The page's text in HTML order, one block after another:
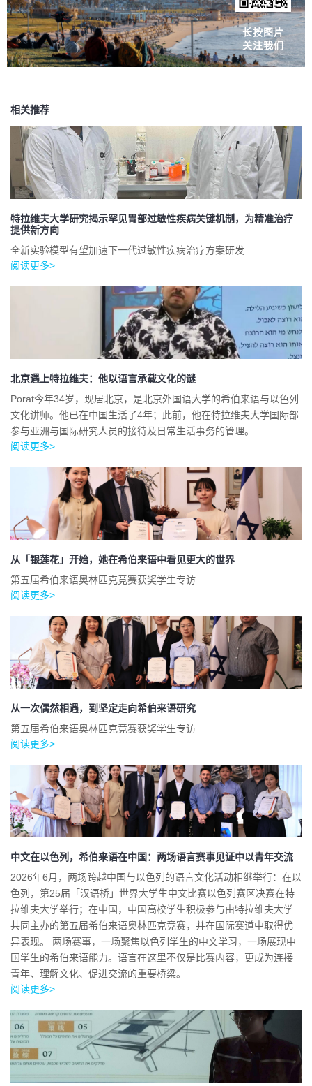
长按图片
关注我们
相关推荐
特拉维夫大学研究揭示罕见胃部过敏性疾病关键机制，为精准治疗
提供新方向
全新实验模型有望加速下一代过敏性疾病治疗方案研发
阅读更多>
北京遇上特拉维夫：他以语言承载文化的谜
Porat今年34岁，现居北京，是北京外国语大学的希伯来语与以色列
文化讲师。他已在中国生活了4年；此前，他在特拉维夫大学国际部
参与亚洲与国际研究人员的接待及日常生活事务的管理。
阅读更多>
从「银莲花」开始，她在希伯来语中看见更大的世界
第五届希伯来语奥林匹克竞赛获奖学生专访
阅读更多>
从一次偶然相遇，到坚定走向希伯来语研究
第五届希伯来语奥林匹克竞赛获奖学生专访
阅读更多>
中文在以色列，希伯来语在中国：两场语言赛事见证中以青年交流
2026年6月，两场跨越中国与以色列的语言文化活动相继举行：在以
色列，第25届「汉语桥」世界大学生中文比赛以色列赛区决赛在特
拉维夫大学举行；在中国，中国高校学生积极参与由特拉维夫大学
共同主办的第五届希伯来语奥林匹克竞赛，并在国际赛道中取得优
异表现。 两场赛事，一场聚焦以色列学生的中文学习，一场展现中
国学生的希伯来语能力。语言在这里不仅是比赛内容，更成为连接
青年、理解文化、促进交流的重要桥梁。
阅读更多>